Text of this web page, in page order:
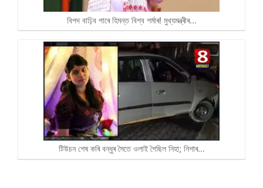
বিপদ বাঢ়িব পাৰে হিমন্ত বিশ্ব শৰ্মাৰ! মুখ্যমন্ত্ৰীৰ…
টিউচন শেষ কৰি বন্ধুৰ সৈতে ওলাই গৈছিল নিহা; নিশাৰ…